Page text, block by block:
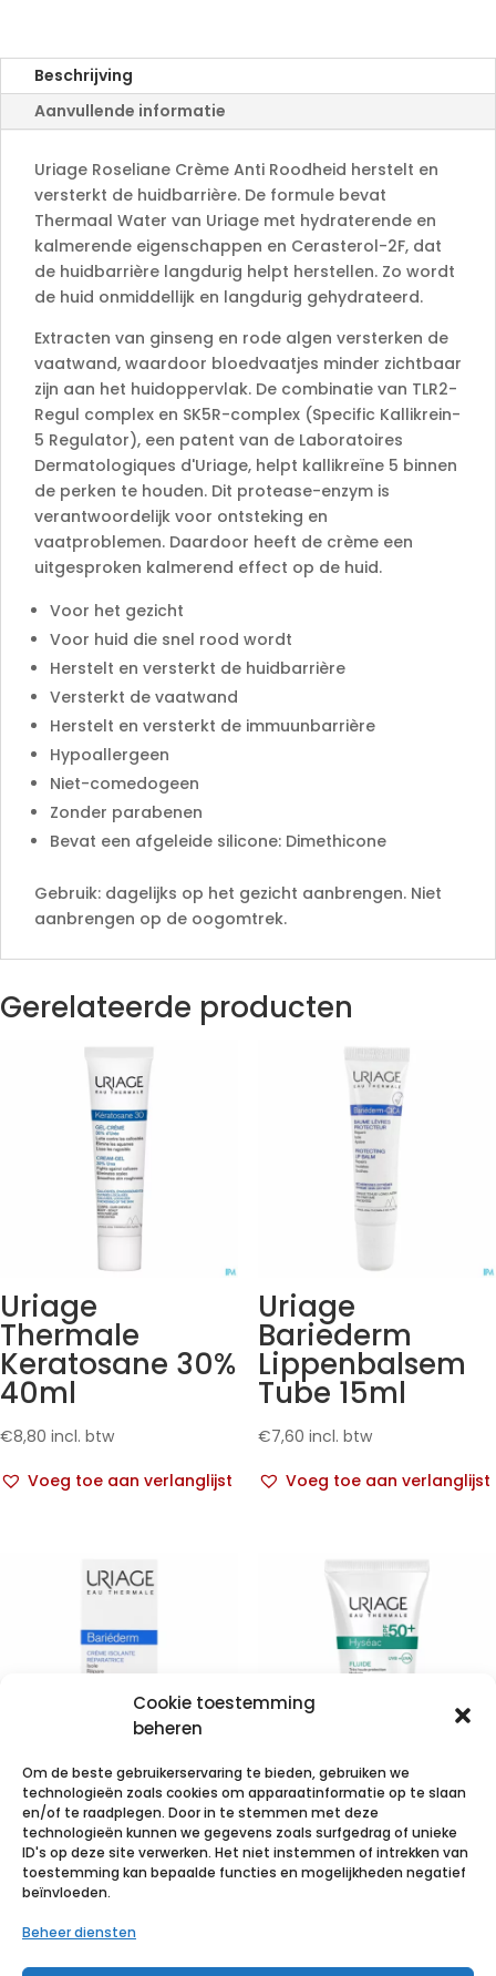
Cookie toestemming
beheren
Om de beste gebruikerservaring te bieden, gebruiken we
technologieën zoals cookies om apparaatinformatie op te slaan
en/of te raadplegen. Door in te stemmen met deze
technologieën kunnen we gegevens zoals surfgedrag of unieke
ID's op deze site verwerken. Het niet instemmen of intrekken van
toestemming kan bepaalde functies en mogelijkheden negatief
beïnvloeden.
Beheer diensten
a
t
Beschrijving
Aanvullende informatie
Uriage Roseliane Crème Anti Roodheid herstelt en
versterkt de huidbarrière. De formule bevat
Thermaal Water van Uriage met hydraterende en
kalmerende eigenschappen en Cerasterol-2F, dat
de huidbarrière langdurig helpt herstellen. Zo wordt
de huid onmiddellijk en langdurig gehydrateerd.
Extracten van ginseng en rode algen versterken de
vaatwand, waardoor bloedvaatjes minder zichtbaar
zijn aan het huidoppervlak. De combinatie van TLR2-
Regul complex en SK5R-complex (Specific Kallikrein-
5 Regulator), een patent van de Laboratoires
Dermatologiques d'Uriage, helpt kallikreïne 5 binnen
de perken te houden. Dit protease-enzym is
verantwoordelijk voor ontsteking en
vaatproblemen. Daardoor heeft de crème een
uitgesproken kalmerend effect op de huid.
Voor het gezicht
Voor huid die snel rood wordt
Herstelt en versterkt de huidbarrière
Versterkt de vaatwand
Herstelt en versterkt de immuunbarrière
Hypoallergeen
Niet-comedogeen
Zonder parabenen
Bevat een afgeleide silicone: Dimethicone
Gebruik: dagelijks op het gezicht aanbrengen. Niet
aanbrengen op de oogomtrek.
Gerelateerde producten
Uriage
Thermale
Keratosane 30%
40ml
€8,80 incl. btw
Voeg toe aan verlanglijst
Uriage
Bariederm
Lippenbalsem
Tube 15ml
€7,60 incl. btw
Voeg toe aan verlanglijst
Uriage
Bariederm 75ml
12,56 incl. btw
Voeg toe aan verlanglijst
Uriage Hyseac
Fluide Sol Ip50
Gem.h-vh Tube